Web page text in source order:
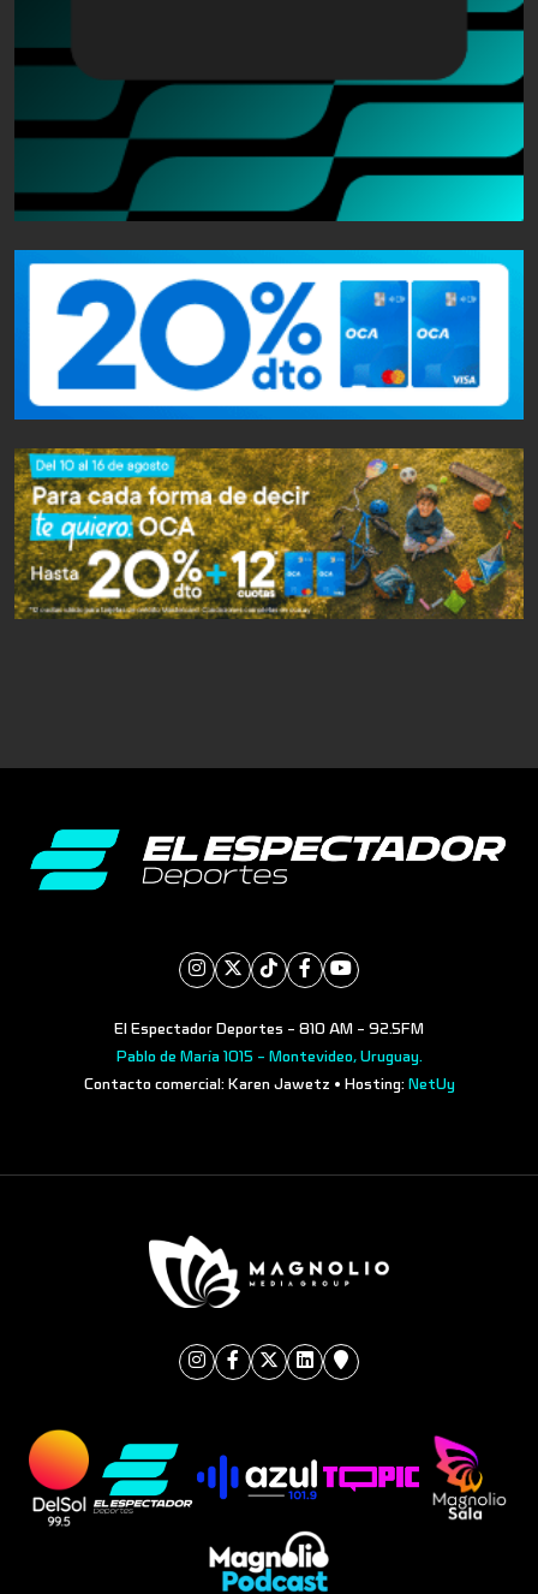
El Espectador Deportes - 810 AM - 92.5FM
Pablo de María 1015 - Montevideo, Uruguay.
Contacto comercial: Karen Jawetz • Hosting: NetUy